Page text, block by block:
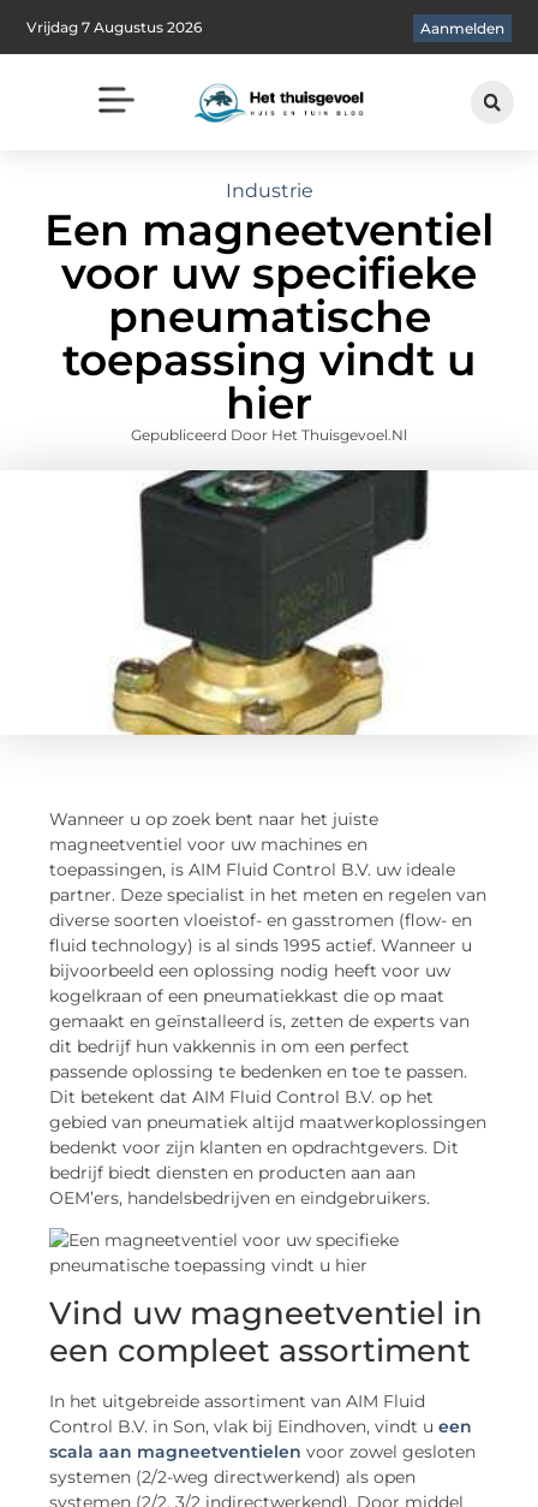
Vrijdag 7 Augustus 2026 Aanmelden
Industrie
Een magneetventiel
voor uw specifieke
pneumatische
toepassing vindt u
hier
Gepubliceerd Door Het Thuisgevoel.nl
Wanneer u op zoek bent naar het juiste
magneetventiel voor uw machines en
toepassingen, is AIM Fluid Control B.V. uw ideale
partner. Deze specialist in het meten en regelen van
diverse soorten vloeistof- en gasstromen (flow- en
fluid technology) is al sinds 1995 actief. Wanneer u
bijvoorbeeld een oplossing nodig heeft voor uw
kogelkraan of een pneumatiekkast die op maat
gemaakt en geïnstalleerd is, zetten de experts van
dit bedrijf hun vakkennis in om een perfect
passende oplossing te bedenken en toe te passen.
Dit betekent dat AIM Fluid Control B.V. op het
gebied van pneumatiek altijd maatwerkoplossingen
bedenkt voor zijn klanten en opdrachtgevers. Dit
bedrijf biedt diensten en producten aan aan
OEM’ers, handelsbedrijven en eindgebruikers.
Vind uw magneetventiel in
een compleet assortiment
In het uitgebreide assortiment van AIM Fluid
Control B.V. in Son, vlak bij Eindhoven, vindt ueen
scala aan magneetventielen voor zowel gesloten
systemen (2/2-weg directwerkend) als open